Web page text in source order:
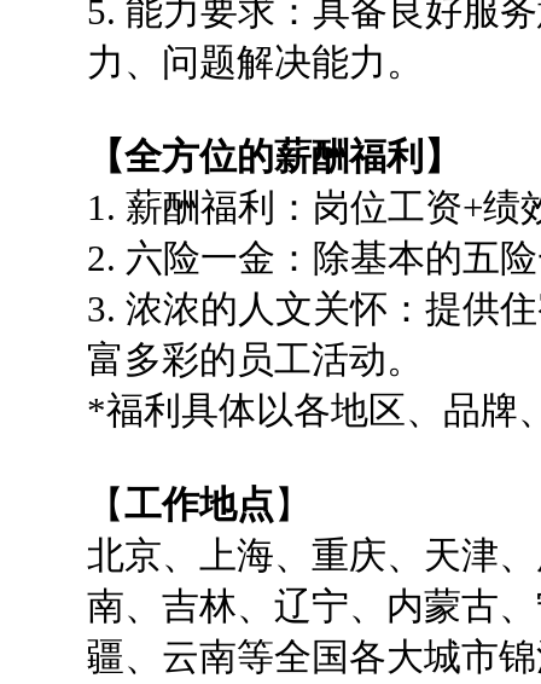
5. 能力要求：具备良好服
力、问题解决能力。
【全方位的薪酬福利】
1. 薪酬福利：岗位工资+绩
2. 六险一金：除基本的五
3. 浓浓的人文关怀：提供
富多彩的员工活动。
*福利具体以各地区、品牌
【工作地点】
北京、上海、重庆、天津
南、吉林、辽宁、内蒙古
疆、云南等全国各大城市